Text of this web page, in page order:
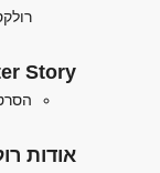
Story
אודות